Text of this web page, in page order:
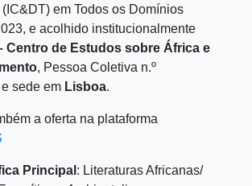
em Todos os Domínios
e acolhido institucionalmente
Centro de Estudos sobre África e
, Pessoa Coletiva n.º
e sede em Lisboa.
a oferta na plataforma
Principal : Literaturas Africanas/